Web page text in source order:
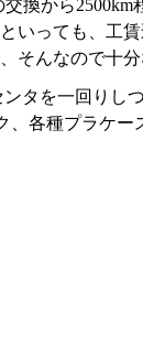
換から2500km
っても、工
そんなので十分
タを一回りし
種プラケー